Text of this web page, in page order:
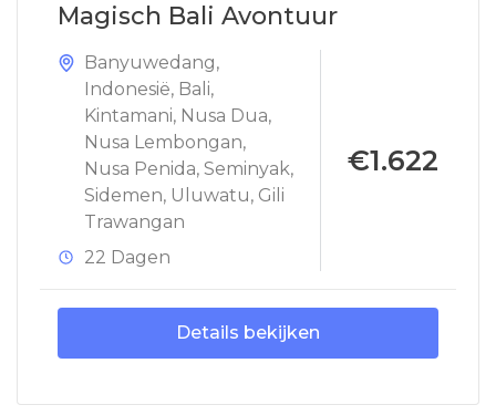
Magisch Bali Avontuur
Banyuwedang,
Indonesië, Bali,
Kintamani, Nusa Dua,
Nusa Lembongan,
Nusa Penida, Seminyak,
Sidemen, Uluwatu, Gili
Trawangan
22 Dagen
€1.622
Details bekijken